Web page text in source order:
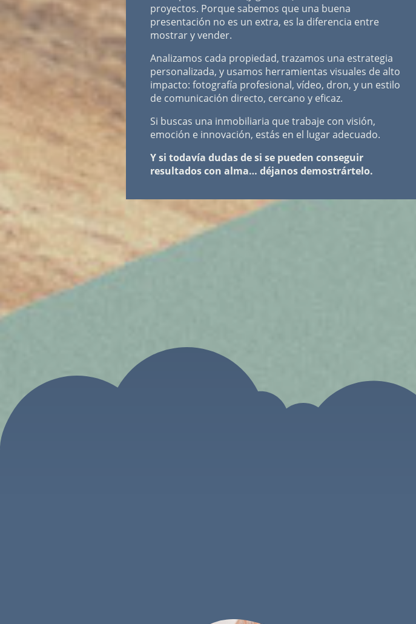
proyectos. Porque sabemos que una buena
presentación no es un extra, es la diferencia entre
mostrar y vender.
Analizamos cada propiedad, trazamos una estrategia
personalizada, y usamos herramientas visuales de alto
impacto: fotografía profesional, vídeo, dron, y un estilo
de comunicación directo, cercano y eficaz.
Si buscas una inmobiliaria que trabaje con visión,
emoción e innovación, estás en el lugar adecuado.
Y si todavía dudas de si se pueden conseguir
resultados con alma… déjanos demostrártelo.